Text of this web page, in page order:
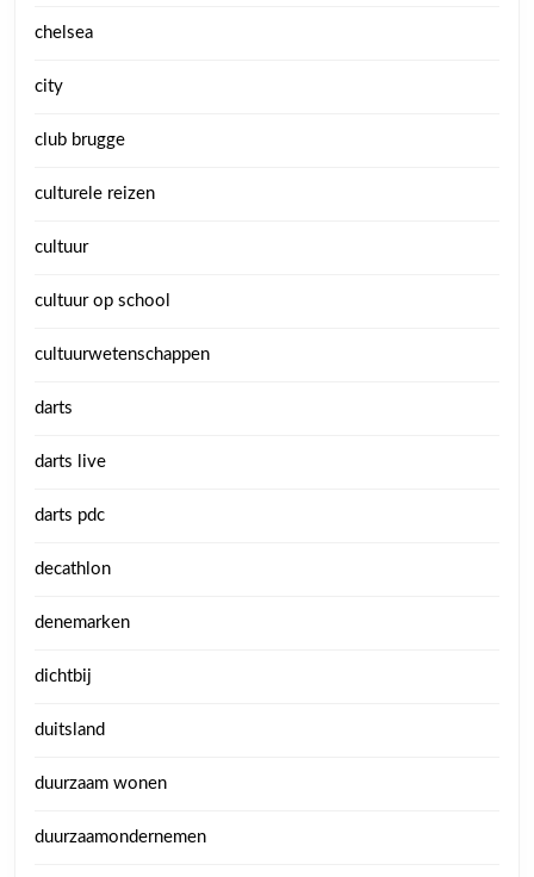
chelsea
city
club brugge
culturele reizen
cultuur
cultuur op school
cultuurwetenschappen
darts
darts live
darts pdc
decathlon
denemarken
dichtbij
duitsland
duurzaam wonen
duurzaamondernemen